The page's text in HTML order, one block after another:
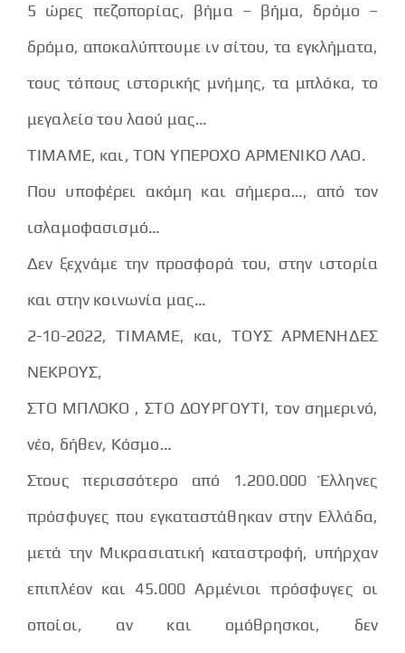
5 ώρες πεζοπορίας, βήμα – βήμα, δρόμο –
δρόμο, αποκαλύπτουμε ιν σίτου, τα εγκλήματα,
τους τόπους ιστορικής μνήμης, τα μπλόκα, το
μεγαλείο του λαού μας…
ΤΙΜΑΜΕ, και, ΤΟΝ ΥΠΕΡΟΧΟ ΑΡΜΕΝΙΚΟ ΛΑΟ.
Που υποφέρει ακόμη και σήμερα…, από τον
ισλαμοφασισμό…
Δεν ξεχνάμε την προσφορά του, στην ιστορία
και στην κοινωνία μας…
2-10-2022, ΤΙΜΑΜΕ, και, ΤΟΥΣ ΑΡΜΕΝΗΔΕΣ
ΝΕΚΡΟΥΣ,
ΣΤΟ ΜΠΛΟΚΟ , ΣΤΟ ΔΟΥΡΓΟΥΤΙ, τον σημερινό,
νέο, δήθεν, Κόσμο…
Στους περισσότερο από 1.200.000 Έλληνες
πρόσφυγες που εγκαταστάθηκαν στην Ελλάδα,
μετά την Μικρασιατική καταστροφή, υπήρχαν
επιπλέον και 45.000 Αρμένιοι πρόσφυγες οι
οποίοι, αν και ομόθρησκοι, δεν